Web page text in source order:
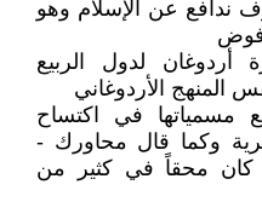
ندافع عن الإسلام وهو
أردوغان لدول الربيع
المنهج الأردوغاني
مسمياتها في اكتساح
وكما قال محاورك -
كان محقاً في كثير من